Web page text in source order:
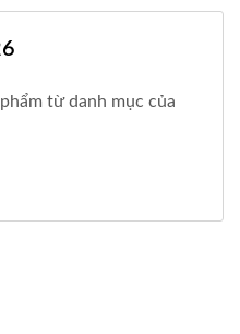
từ danh mục của